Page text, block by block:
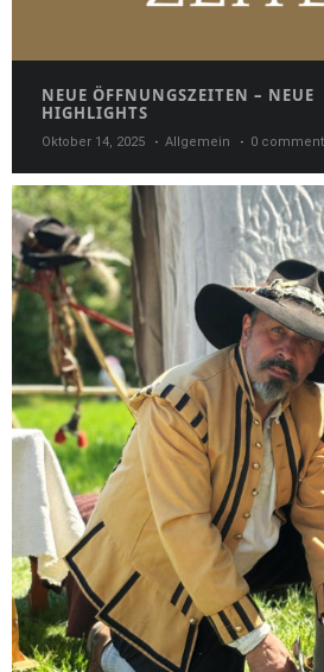
NEUE ÖFFNUNGSZEITEN – NEUE
HIGHLIGHTS
Oktober 14, 2025 Allgemein 0